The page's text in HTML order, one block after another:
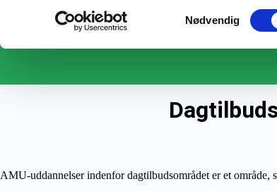
Samtykkevalg
Nødvendig
AMU-uddannelser indenfor dagtilbudsområdet er et